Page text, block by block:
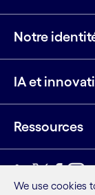
Notre
IA et
Ressources
LinkedIn
Twitter
We use cookies